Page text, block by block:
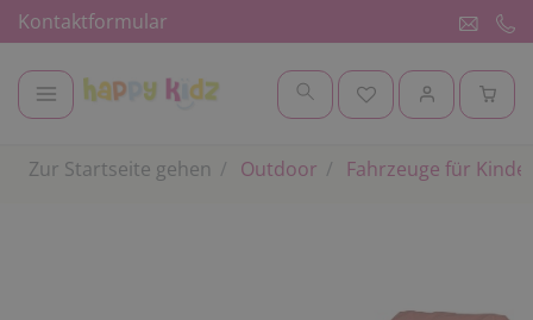
Kontaktformular
Zur Startseite gehen Outdoor Fahrzeuge für